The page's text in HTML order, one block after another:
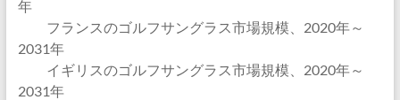
年
フランスのゴルフサングラス市場規模、2020年～
2031年
イギリスのゴルフサングラス市場規模、2020年～
2031年